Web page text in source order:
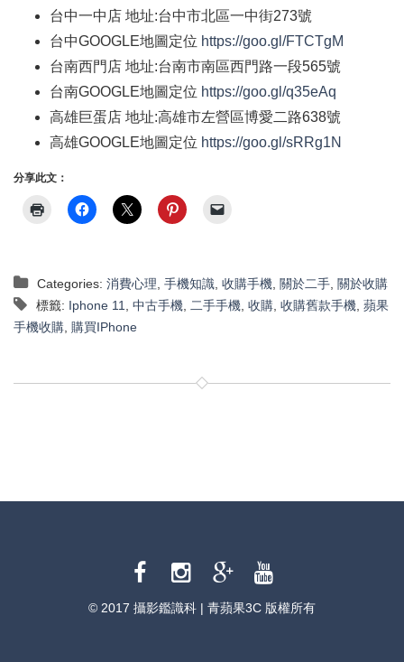
台中一中店 地址:台中市北區一中街273號
台中GOOGLE地圖定位 https://goo.gl/FTCTgM
台南西門店 地址:台南市南區西門路一段565號
台南GOOGLE地圖定位 https://goo.gl/q35eAq
高雄巨蛋店 地址:高雄市左營區博愛二路638號
高雄GOOGLE地圖定位 https://goo.gl/sRRg1N
分享此文：
Categories: 消費心理 手機知識 收購手機 關於二手 關於收購
標籤: Iphone 11 中古手機 二手手機 收購 收購舊款手機 蘋果
手機收購 購買IPhone
© 2017 攝影鑑識科 | 青蘋果3C 版權所有